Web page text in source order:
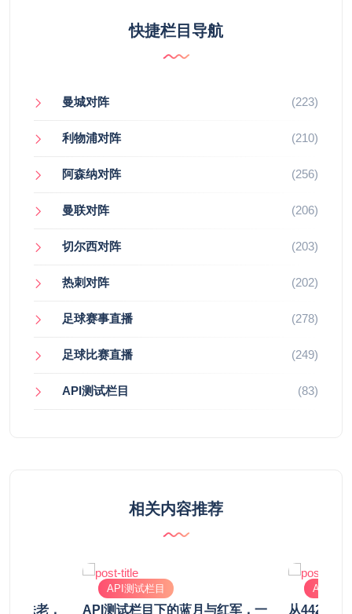
快捷栏目导航
曼城对阵 (223)
利物浦对阵 (210)
阿森纳对阵 (256)
曼联对阵 (206)
切尔西对阵 (203)
热刺对阵 (202)
足球赛事直播 (278)
足球比赛直播 (249)
API测试栏目 (83)
相关内容推荐
上法老，
API测试栏目
API测试栏目下的蓝月与红军，一
API测
从442到